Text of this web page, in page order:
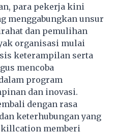
para pekerja kini
menggabungkan unsur
dan pemulihan
organisasi mulai
keterampilan serta
mencoba
program
dan inovasi.
dengan rasa
keterhubungan yang
memberi